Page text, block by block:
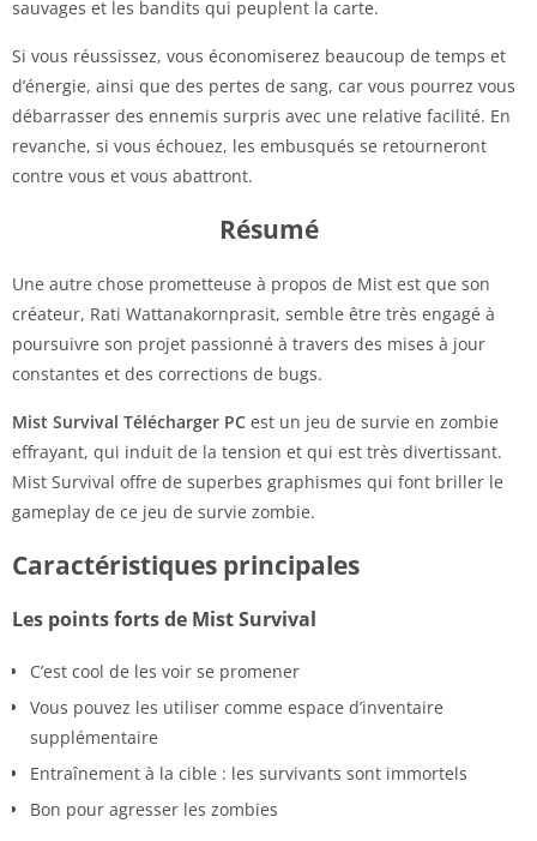
sauvages et les bandits qui peuplent la carte.
Si vous réussissez, vous économiserez beaucoup de temps et
d’énergie, ainsi que des pertes de sang, car vous pourrez vous
débarrasser des ennemis surpris avec une relative facilité. En
revanche, si vous échouez, les embusqués se retourneront
contre vous et vous abattront.
Résumé
Une autre chose prometteuse à propos de Mist est que son
créateur, Rati Wattanakornprasit, semble être très engagé à
poursuivre son projet passionné à travers des mises à jour
constantes et des corrections de bugs.
Mist Survival Télécharger PC est un jeu de survie en zombie
effrayant, qui induit de la tension et qui est très divertissant.
Mist Survival offre de superbes graphismes qui font briller le
gameplay de ce jeu de survie zombie.
Caractéristiques principales
Les points forts de Mist Survival
C’est cool de les voir se promener
Vous pouvez les utiliser comme espace d’inventaire
supplémentaire
Entraînement à la cible : les survivants sont immortels
Bon pour agresser les zombies